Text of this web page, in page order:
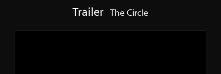
Trailer The Circle